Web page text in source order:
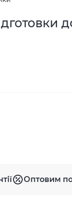
Оптовим